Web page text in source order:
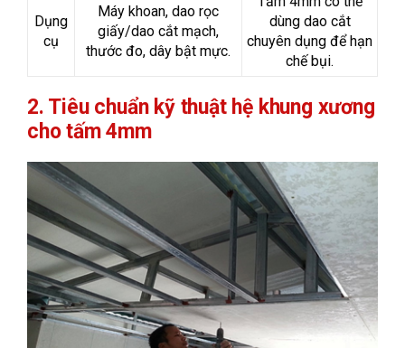
Dụng
cụ
Máy khoan, dao rọc
giấy/dao cắt mạch,
thước đo, dây bật mực.
dùng dao cắt
chuyên dụng để hạn
chế bụi.
2. Tiêu chuẩn kỹ thuật hệ khung xương
cho tấm 4mm